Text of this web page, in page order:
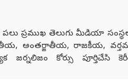
పలు ప్రముఖ తెలుగు మీడియా
అంతర్జాతీయ, రాజకీయ,
జర్నలిజం కోర్సు పూర్తిచేసి